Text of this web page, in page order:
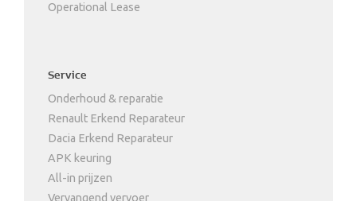
Operational Lease
Service
Onderhoud & reparatie
Renault Erkend Reparateur
Dacia Erkend Reparateur
APK keuring
All-in prijzen
Vervangend vervoer